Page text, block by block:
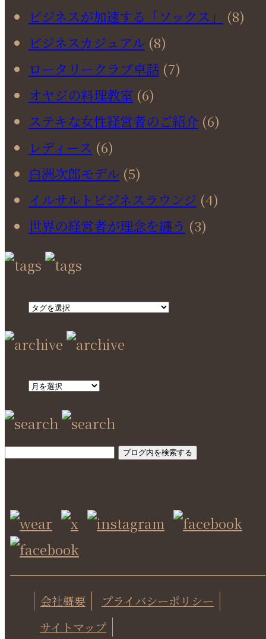
ビジネスが加速する「ソックス」
(8)
ビジネスカジュアル (8)
ロータリークラブ卓話 (7)
オヤジの料理教室 (6)
ステキな女性経営者のご紹介 (6)
レディース (6)
白洲次郎モデル (5)
イルサルトビジネスラウンジ (4)
世界の経営者が理念を纏う (3)
SEARCH
会社概要
プライバシーポリシー
サイトマップ